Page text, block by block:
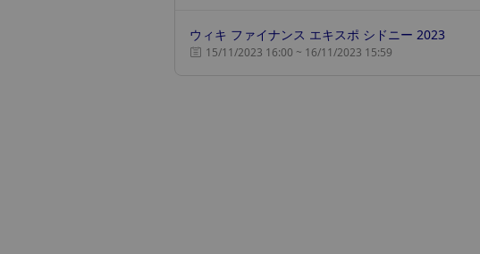
ウィキ ファイナンス エキスポ シドニー 2023
15/11/2023 16:00 ~ 16/11/2023 15:59